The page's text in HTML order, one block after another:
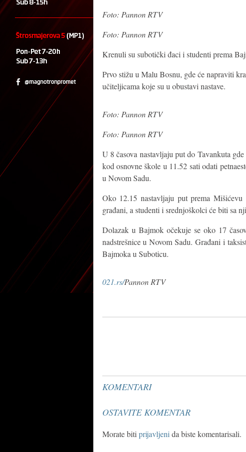
Foto: Pannon RTV
Foto: Pannon RTV
Krenuli su subotički đaci i studenti prema
Prvo stižu u Malu Bosnu, gde će napraviti
učiteljicama koje su u obustavi nastave.
Foto: Pannon RTV
Foto: Pannon RTV
U 8 časova nastavljaju put do Tavankuta
kod osnovne škole u 11.52 sati odati
u Novom Sadu.
Oko 12.15 nastavljaju put prema
građani, a studenti i srednjoškolci će biti sa
Dolazak u Bajmok očekuje se oko 17
nadstrešnice u Novom Sadu. Građani i
Bajmoka u Suboticu.
021.rs/Pannon RTV
KOMENTARI
OSTAVITE KOMENTAR
Morate biti prijavljeni da biste komentarisali.